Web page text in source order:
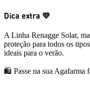
Dica extra 💛
A Linha Renagge Solar,
proteção para todos os
ideais para o verão.
🛍️ Passe na sua Agafarma